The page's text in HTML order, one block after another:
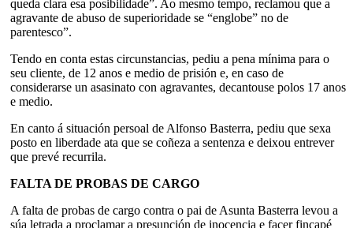
queda clara esa posibilidade”. Ao mesmo tempo, reclamou que a
agravante de abuso de superioridade se “englobe” no de
parentesco”.
Tendo en conta estas circunstancias, pediu a pena mínima para o
seu cliente, de 12 anos e medio de prisión e, en caso de
considerarse un asasinato con agravantes, decantouse polos 17 anos
e medio.
En canto á situación persoal de Alfonso Basterra, pediu que sexa
posto en liberdade ata que se coñeza a sentenza e deixou entrever
que prevé recurrila.
FALTA DE PROBAS DE CARGO
A falta de probas de cargo contra o pai de Asunta Basterra levou a
súa letrada a proclamar a presunción de inocencia e facer fincapé